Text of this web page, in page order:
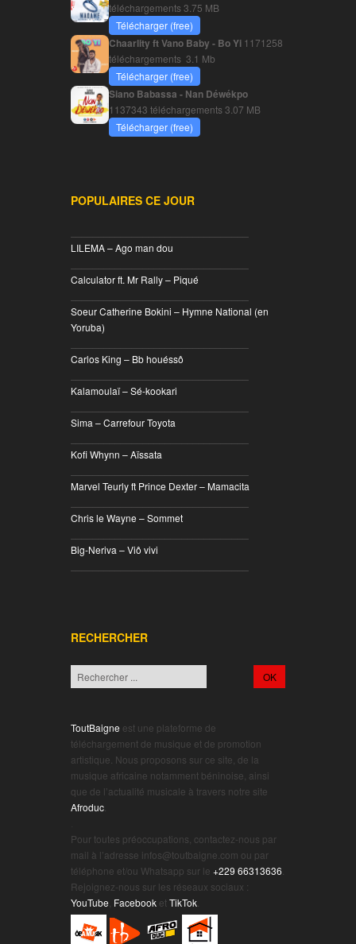
téléchargements3.75 MB
Télécharger (free)
Chaarlity ft Vano Baby - Bo Yi 1171258
téléchargements 3.1 Mb
Télécharger (free)
Siano Babassa - Nan Déwékpo
1137343 téléchargements3.07 MB
Télécharger (free)
POPULAIRES CE JOUR
LILEMA – Ago man dou
Calculator ft. Mr Rally – Piqué
Soeur Catherine Bokini – Hymne National (en
Yoruba)
Carlos King – Bb houéssô
Kalamoulaï – Sé-kookari
Sima – Carrefour Toyota
Kofi Whynn – Aïssata
Marvel Teurly ft Prince Dexter – Mamacita
Chris le Wayne – Sommet
Big-Neriva – Viô vivi
RECHERCHER
ToutBaigne est une plateforme de
téléchargement de musique et de promotion
artistique. Nous proposons sur ce site, de la
musique africaine notamment béninoise, ainsi
que de l’actualité musicale à travers notre site
Afroduc
Pour toutes préoccupations, contactez-nous par
mail à l’adresse infos@toutbaigne.com ou par
téléphone et/ou Whatsapp sur le +229 66313636
Rejoignez-nous sur les réseaux sociaux :
YouTube Facebook etTikTok